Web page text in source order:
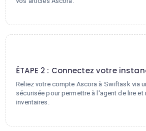
ÉTAPE 2 : Connectez votre
Reliez votre compte Ascora à Swiftask via
sécurisée pour permettre à l'agent de lire et
inventaires.